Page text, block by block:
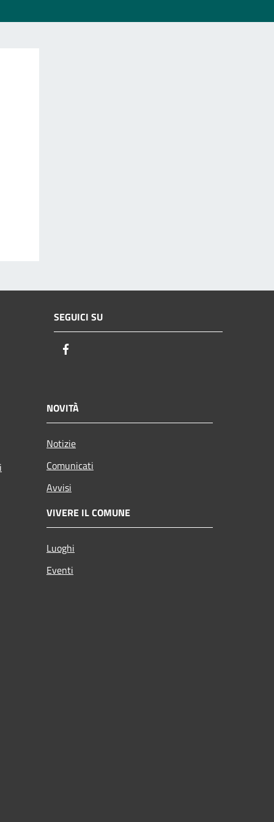
SEGUICI SU
NOVITÀ
Notizie
Comunicati
Avvisi
VIVERE IL COMUNE
Luoghi
Eventi